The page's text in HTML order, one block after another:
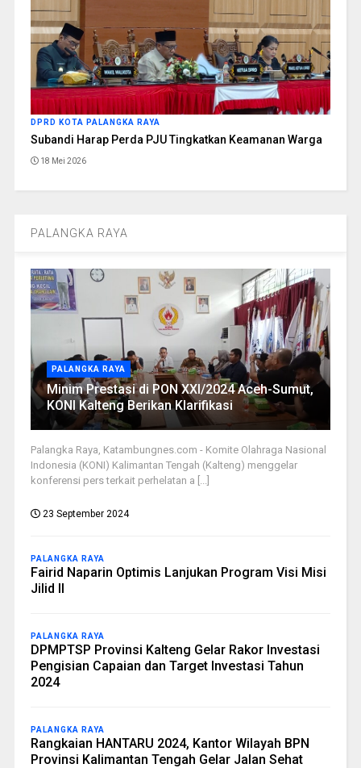
DPRD KOTA PALANGKA RAYA
Subandi Harap Perda PJU Tingkatkan Keamanan Warga
18 Mei 2026
PALANGKA RAYA
PALANGKA RAYA
Minim Prestasi di PON XXI/2024 Aceh-Sumut,
KONI Kalteng Berikan Klarifikasi
Palangka Raya, Katambungnes.com - Komite Olahraga Nasional
Indonesia (KONI) Kalimantan Tengah (Kalteng) menggelar
konferensi pers terkait perhelatan a [...]
23 September 2024
PALANGKA RAYA
Fairid Naparin Optimis Lanjukan Program Visi Misi
Jilid II
PALANGKA RAYA
DPMPTSP Provinsi Kalteng Gelar Rakor Investasi
Pengisian Capaian dan Target Investasi Tahun
2024
PALANGKA RAYA
Rangkaian HANTARU 2024, Kantor Wilayah BPN
Provinsi Kalimantan Tengah Gelar Jalan Sehat